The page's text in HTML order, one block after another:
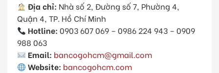
Địa chỉ: Nhà số 2, Đường số 7, Phường 4,
Quận 4, TP. Hồ Chí Minh
Hotline: 0903 607 069 – 0986 224 943 – 0909
988 063
Email: bancogohcm@gmail.com
Website: bancogohcm.com